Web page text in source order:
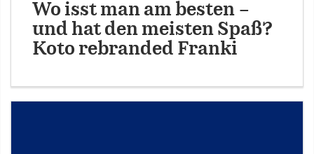
Wo isst man am besten –
und hat den meisten Spaß?
Koto rebranded Franki